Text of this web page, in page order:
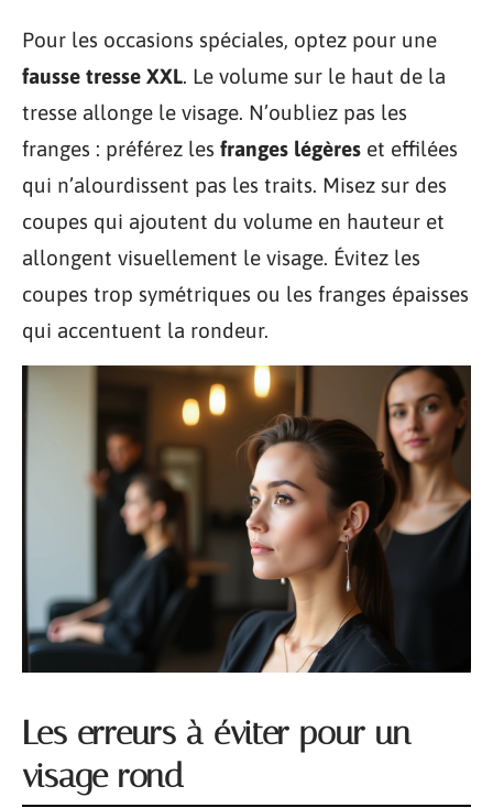
Pour les occasions spéciales, optez pour une
fausse tresse XXL. Le volume sur le haut de la
tresse allonge le visage. N’oubliez pas les
franges : préférez les franges légères et effilées
qui n’alourdissent pas les traits. Misez sur des
coupes qui ajoutent du volume en hauteur et
allongent visuellement le visage. Évitez les
coupes trop symétriques ou les franges épaisses
qui accentuent la rondeur.
Les erreurs à éviter pour un
visage rond